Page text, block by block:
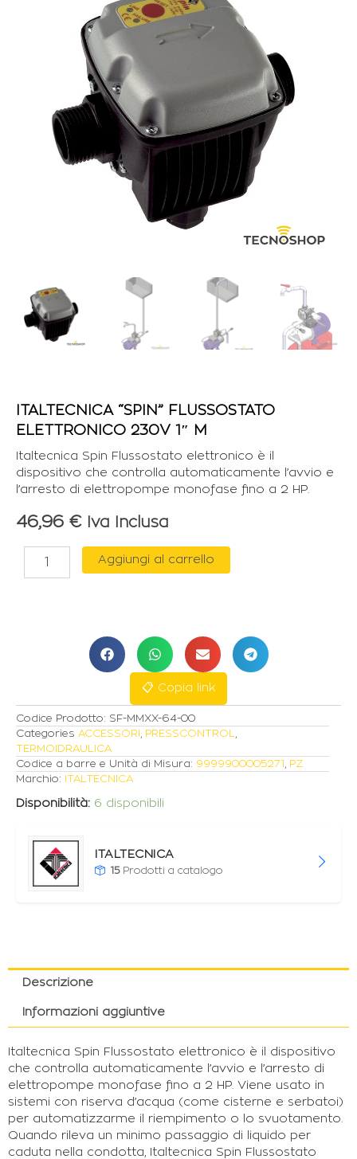
ITALTECNICA “SPIN” FLUSSOSTATO
ELETTRONICO 230V 1″ M
Italtecnica Spin Flussostato elettronico è il
dispositivo che controlla automaticamente l’avvio e
l’arresto di elettropompe monofase fino a 2 HP.
46,96 € Iva Inclusa
"SPIN"
Aggiungi al carrello
📋 Copia link
Codice Prodotto: SF-MMXX-64-00
Categories ACCESSORI, PRESSCONTROL,
TERMOIDRAULICA
Codice a barre e Unità di Misura: 9999900005271, PZ
Marchio: ITALTECNICA
Disponibilità: 6 disponibili
ITALTECNICA
15 Prodotti a catalogo
Descrizione
Informazioni aggiuntive
Italtecnica Spin Flussostato elettronico è il dispositivo
che controlla automaticamente l’avvio e l’arresto di
elettropompe monofase fino a 2 HP. Viene usato in
sistemi con riserva d’acqua (come cisterne e serbatoi)
per automatizzarme il riempimento o lo svuotamento.
Quando rileva un minimo passaggio di liquido per
caduta nella condotta, Italtecnica Spin Flussostato